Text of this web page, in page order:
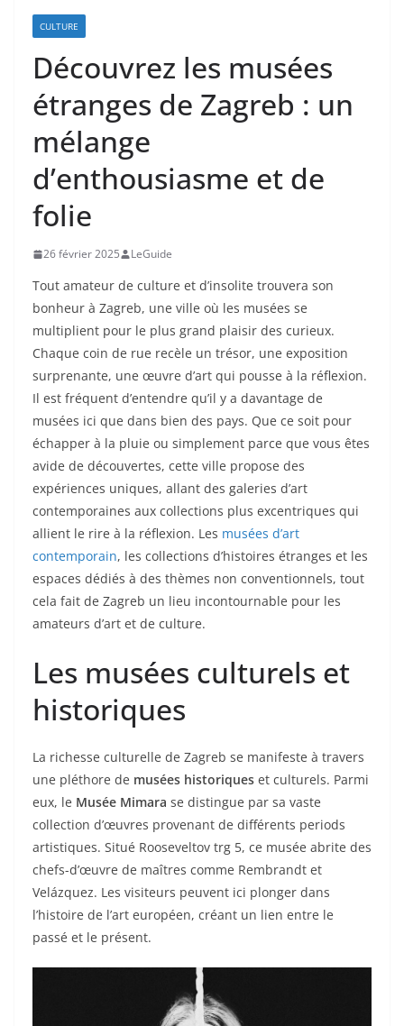
CULTURE
Découvrez les musées
étranges de Zagreb : un
mélange
d’enthousiasme et de
folie
26 février 2025 LeGuide
Tout amateur de culture et d’insolite trouvera son
bonheur à Zagreb, une ville où les musées se
multiplient pour le plus grand plaisir des curieux.
Chaque coin de rue recèle un trésor, une exposition
surprenante, une œuvre d’art qui pousse à la réflexion.
Il est fréquent d’entendre qu’il y a davantage de
musées ici que dans bien des pays. Que ce soit pour
échapper à la pluie ou simplement parce que vous êtes
avide de découvertes, cette ville propose des
expériences uniques, allant des galeries d’art
contemporaines aux collections plus excentriques qui
allient le rire à la réflexion. Les musées d’art
contemporain, les collections d’histoires étranges et les
espaces dédiés à des thèmes non conventionnels, tout
cela fait de Zagreb un lieu incontournable pour les
amateurs d’art et de culture.
Les musées culturels et
historiques
La richesse culturelle de Zagreb se manifeste à travers
une pléthore de musées historiques et culturels. Parmi
eux, le Musée Mimara se distingue par sa vaste
collection d’œuvres provenant de différents periods
artistiques. Situé Rooseveltov trg 5, ce musée abrite des
chefs-d’œuvre de maîtres comme Rembrandt et
Velázquez. Les visiteurs peuvent ici plonger dans
l’histoire de l’art européen, créant un lien entre le
passé et le présent.